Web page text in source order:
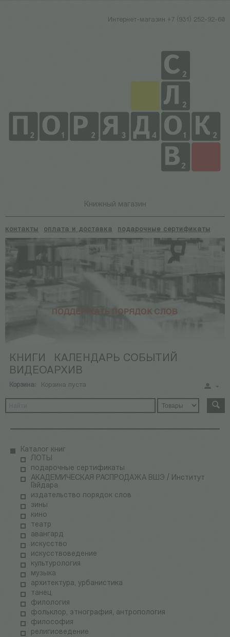
Интернет-магазин +7 (931) 252-92-60
Книжный магазин
контакты оплата и доставка подарочные сертификаты
КНИГИ
КАЛЕНДАРЬ СОБЫТИЙ
ВИДЕОАРХИВ
Корзина: Корзина пуста
Каталог книг
ЛОТЫ
подарочные сертификаты
АКАДЕМИЧЕСКАЯ РАСПРОДАЖА ВШЭ / Институт
Гайдара
издательство порядок слов
зины
кино
театр
авангард
искусство
искусствоведение
культурология
музыка
архитектура, урбанистика
танец
филология
фольклор, этнография, антропология
философия
религиоведение